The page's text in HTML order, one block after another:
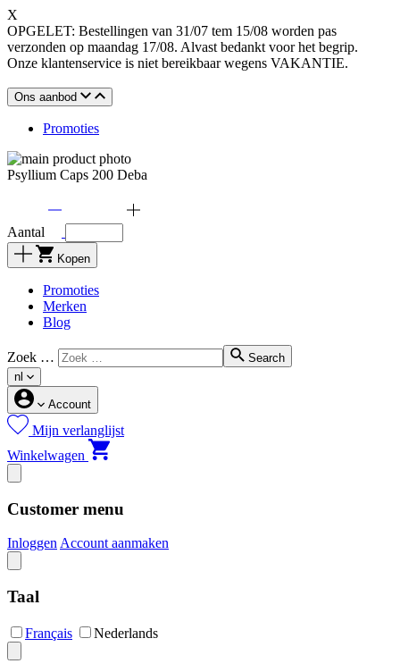
X
OPGELET: Bestellingen van 31/07 tem 15/08 worden pas
verzonden op maandag 17/08. Alvast bedankt voor het begrip.
Onze klantenservice is niet bereikbaar wegens VAKANTIE.
Ons aanbod
Promoties
Psyllium Caps 200 Deba
Aantal
Kopen
Promoties
Merken
Blog
Zoek …
Search
nl
Account
Mijn verlanglijst
Winkelwagen
Customer menu
InloggenAccount aanmaken
Taal
Français Nederlands